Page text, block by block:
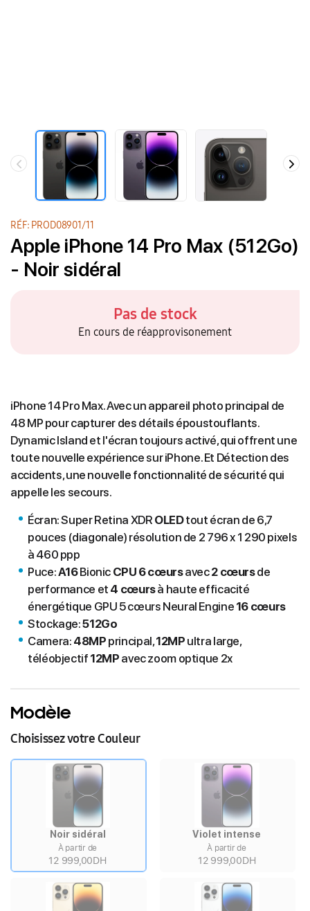
RÉF: PROD08901/11
Apple iPhone 14 Pro Max (512Go)
- Noir sidéral
Pas de stock
En cours de réapprovisonement
iPhone 14 Pro Max. Avec un appareil photo principal de
48 MP pour capturer des détails époustouflants.
Dynamic Island et l'écran toujours activé, qui offrent une
toute nouvelle expérience sur iPhone. Et Détection des
accidents, une nouvelle fonctionnalité de sécurité qui
appelle les secours.
Écran: Super Retina XDR OLEDtout écran de 6,7
pouces (diagonale) résolution de 2 796 x 1 290 pixels
à 460 ppp
Puce:A16Bionic CPU 6 cœursavec2 cœursde
performance et 4 cœursà haute efficacité
énergétique GPU 5 cœurs Neural Engine 16 cœurs
Stockage:512Go
Camera: 48MP principal,12MP ultra large,
téléobjectif 12MP avec zoom optique 2x
Modèle
Choisissez votre Couleur
Noir sidéral
À partir de
12 999,00DH
Violet intense
À partir de
12 999,00DH